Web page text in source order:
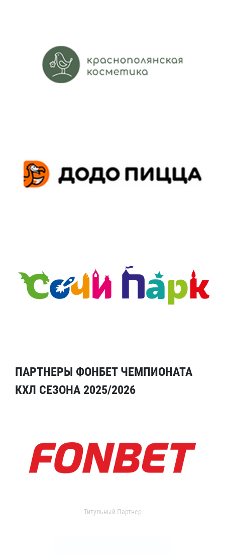
ПАРТНЕРЫ ФОНБЕТ ЧЕМПИОНАТА
КХЛ СЕЗОНА 2025/2026
Титульный Партнер